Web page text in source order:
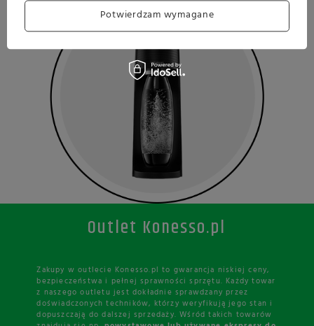
Outlet Konesso.pl
Zakupy w outlecie Konesso.pl to gwarancja niskiej ceny,
bezpieczeństwa i pełnej sprawności sprzętu. Każdy towar
z naszego outletu jest dokładnie sprawdzany przez
doświadczonych techników, którzy weryfikują jego stan i
dopuszczają do dalszej sprzedaży. Wśród takich towarów
Potwierdzam wymagane